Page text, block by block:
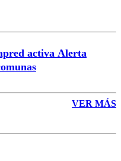
activa Alerta
VER MÁS